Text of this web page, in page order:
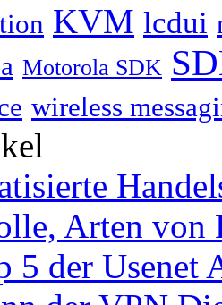
KVM lcdui
Motorola SDK
wireless
Arten von
5 der Usenet